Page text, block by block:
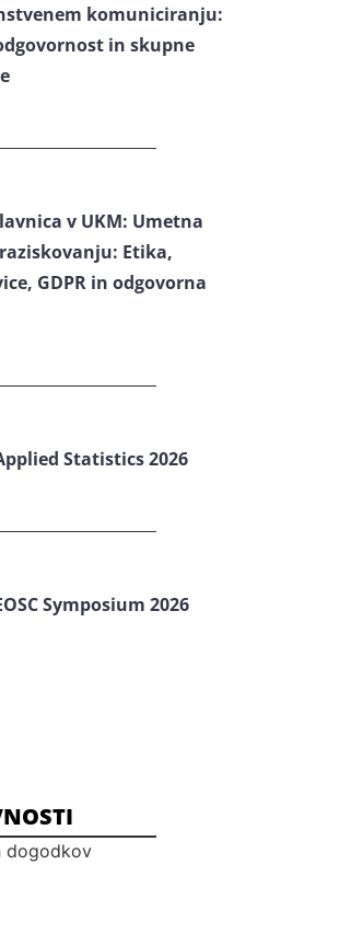
komuniciranju:
in skupne
v UKM: Umetna
Etika,
GDPR in odgovorna
Statistics 2026
Symposium 2026
dogodkov